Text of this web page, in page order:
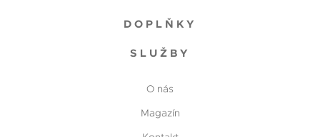
DOPLŇKY
SLUŽBY
O nás
Magazín